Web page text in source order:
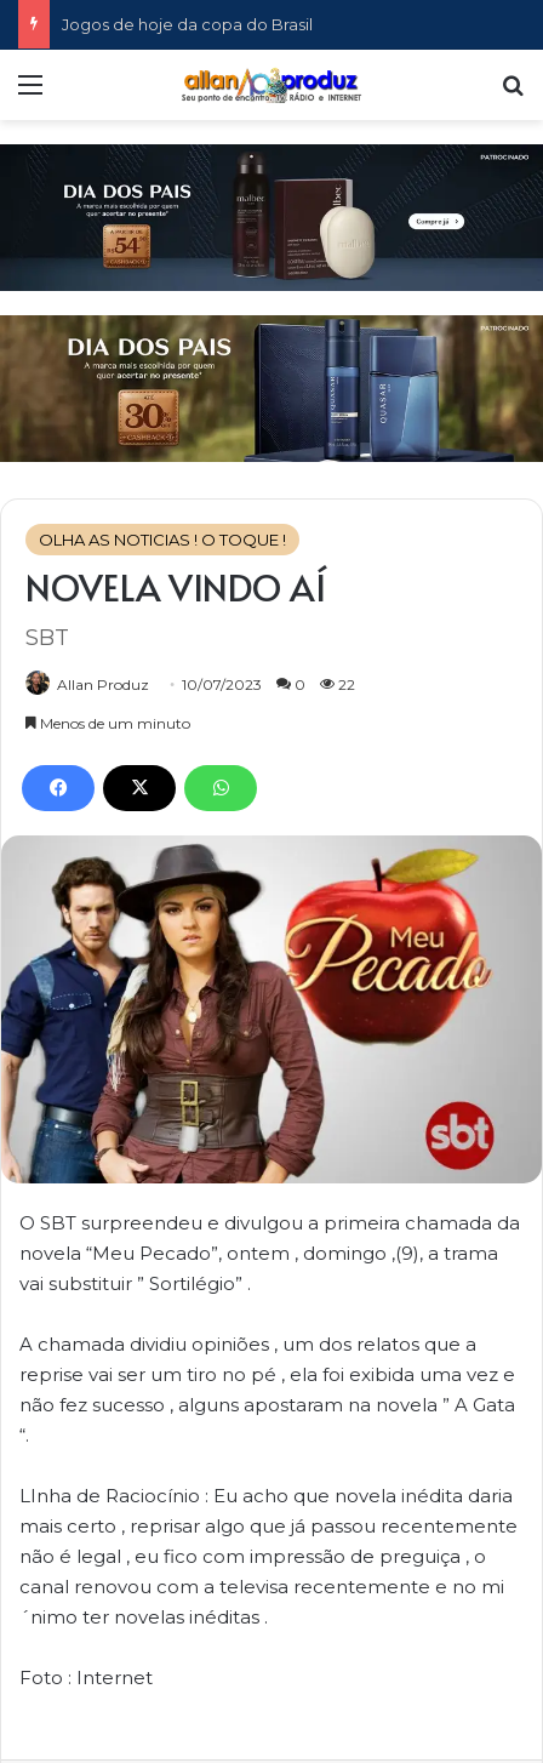
Jogos de hoje da copa do Brasil
Menu
OLHA AS NOTICIAS ! O TOQUE !
NOVELA VINDO AÍ
SBT
Allan Produz 10/07/2023 0 22
Menos de um minuto
O SBT surpreendeu e divulgou a primeira chamada da
novela “Meu Pecado”, ontem , domingo ,(9), a trama
vai substituir ” Sortilégio” .
A chamada dividiu opiniões , um dos relatos que a
reprise vai ser um tiro no pé , ela foi exibida uma vez e
não fez sucesso , alguns apostaram na novela ” A Gata
“.
LInha de Raciocínio : Eu acho que novela inédita daria
mais certo , reprisar algo que já passou recentemente
não é legal , eu fico com impressão de preguiça , o
canal renovou com a televisa recentemente e no mi
´nimo ter novelas inéditas .
Foto : Internet